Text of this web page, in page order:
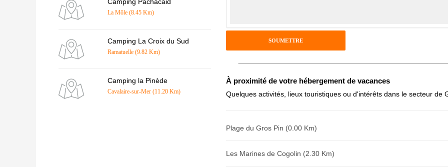
La Môle (8.45 Km)
Camping La Croix du Sud
Ramatuelle (9.82 Km)
Camping la Pinède
Cavalaire-sur-Mer (11.20 Km)
Antispam - Combien font 7x4 (en chiffres) :
Avis sur l'établissement :
À proximité de votre hébergement de vacances
Quelques activités, lieux touristiques ou d'intérêts dans le secteur de
Plage du Gros Pin (0.00 Km)
Les Marines de Cogolin (2.30 Km)